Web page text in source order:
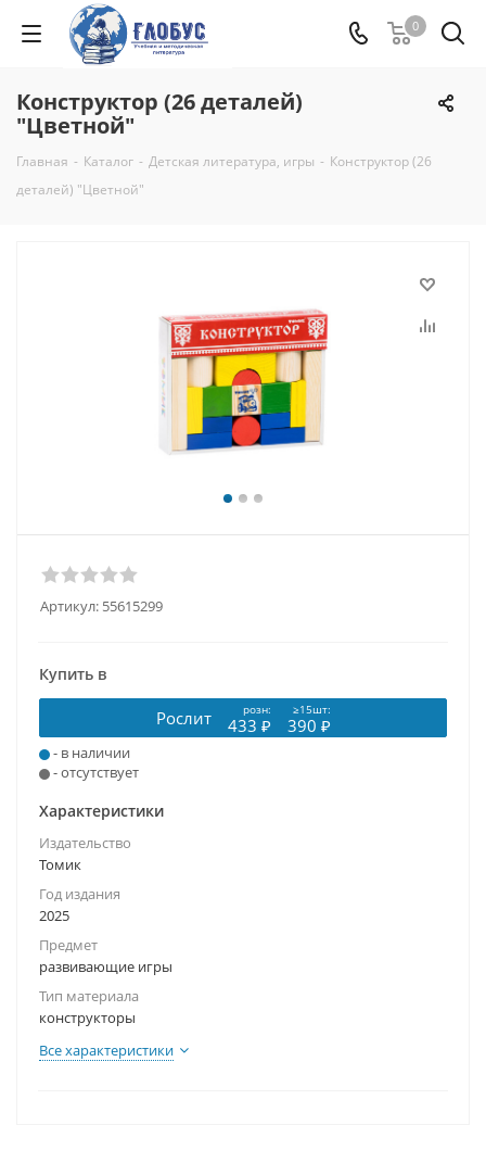
0
Конструктор (26 деталей)
"Цветной"
Главная - Каталог - Детская литература, игры - Конструктор (26
деталей) "Цветной"
Артикул: 55615299
Купить в
Рослит розн: ≥15шт:
433 ₽ 390 ₽
- в наличии
- отсутствует
Характеристики
Издательство
Томик
Год издания
2025
Предмет
развивающие игры
Тип материала
конструкторы
Все характеристики